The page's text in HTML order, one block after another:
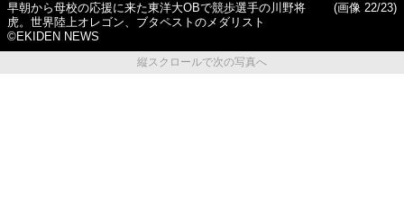
早朝から母校の応援に来た東洋大OBで競歩選手の川野将
虎。世界陸上オレゴン、ブタペストのメダリスト
©EKIDEN NEWS
(画像 22/23)
縦スクロールで次の写真へ